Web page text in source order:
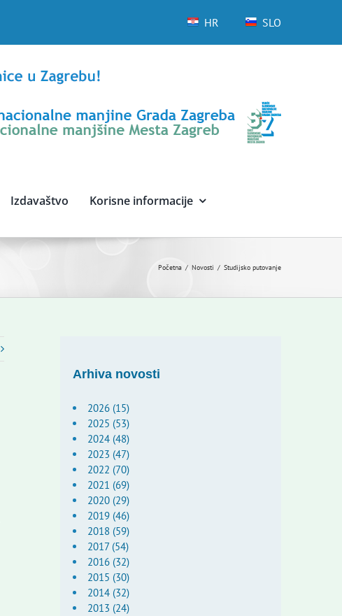
HR SLO
Izdavaštvo Korisne informacije
Početna Novosti Studijsko putovanje
Arhiva novosti
2026 (15)
2025 (53)
2024 (48)
2023 (47)
2022 (70)
2021 (69)
2020 (29)
2019 (46)
2018 (59)
2017 (54)
2016 (32)
2015 (30)
2014 (32)
2013 (24)